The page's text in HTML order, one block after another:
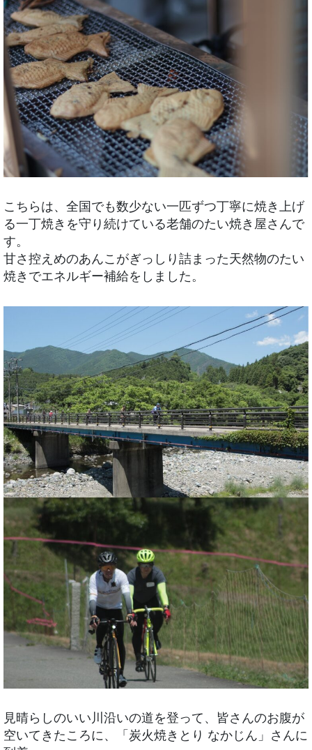
こちらは、全国でも数少ない一匹ずつ丁寧に焼き上げ
る一丁焼きを守り続けている老舗のたい焼き屋さんで
す。
甘さ控えめのあんこがぎっしり詰まった天然物のたい
焼きでエネルギー補給をしました。
見晴らしのいい川沿いの道を登って、皆さんのお腹が
空いてきたころに、「炭火焼きとり なかじん」さんに